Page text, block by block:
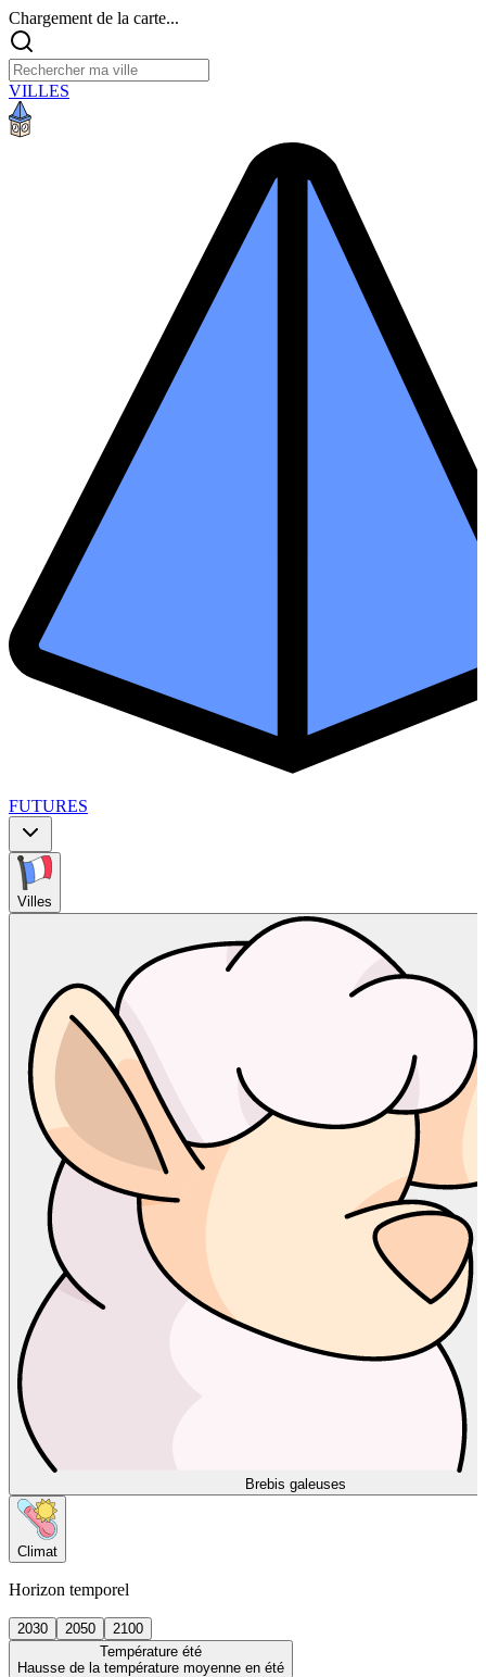
Chargement de la carte...
VILLES
FUTURES
Villes
Brebis galeuses
Climat
Horizon temporel
2030 2050
2100
Température été
Hausse de la température moyenne en été